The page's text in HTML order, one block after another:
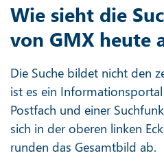
Wie sieht die
von GMX heute
Die Suche bildet nicht den
ist es ein
Postfach und einer
sich in der oberen linken
runden das Gesamtbild ab.